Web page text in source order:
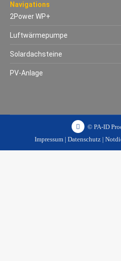
Navigations
2Power WP+
Luftwärmepumpe
Solardachsteine
PV-Anlage
© PA-ID
Impressum | Datenschutz |